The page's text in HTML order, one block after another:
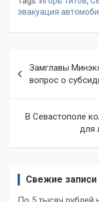
эвакуация
по
записям
Замглавы
вопрос о
В Севастополе
для
Свежие записи